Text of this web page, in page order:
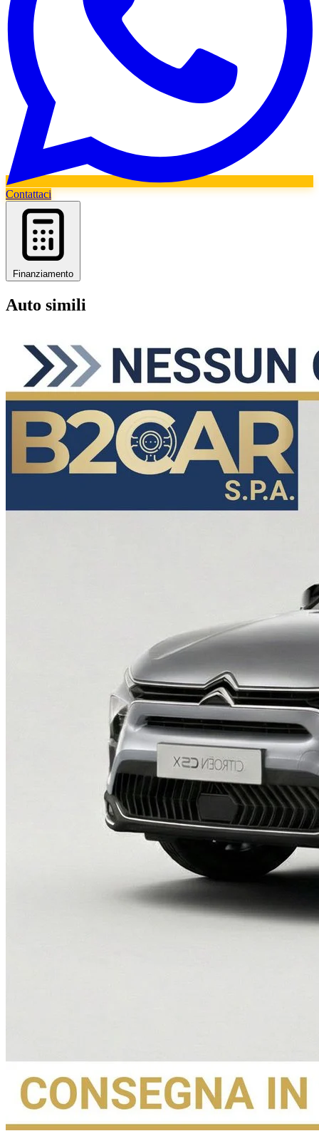
Contattaci
Finanziamento
Auto simili